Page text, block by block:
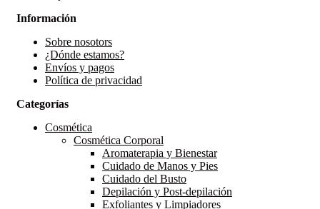
Información
Sobre nosotors
¿Dónde estamos?
Envíos y pagos
Política de privacidad
Categorías
Cosmética
Cosmética Corporal
Aromaterapia y Bienestar
Cuidado de Manos y Pies
Cuidado del Busto
Depilación y Post-depilación
Exfoliantes y Limpiadores